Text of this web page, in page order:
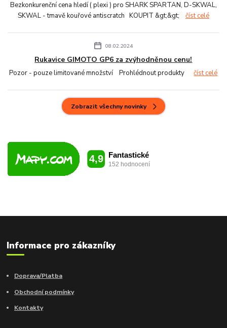
Bezkonkurenční cena hledí ( plexi ) pro SHARK SPARTAN, D-SKWAL,
SKWAL - tmavě kouřové antiscratch KOUPIT &gt;&gt; číst celé
08.02.2024
Rukavice GIMOTO GP6 za zvýhodněnou cenu!
Pozor - pouze limitované množství Prohlédnout produktyčíst celé
Zobrazit všechny novinky
Informace pro zákazníky
Doprava/Platba
Obchodní podmínky
Kontakty